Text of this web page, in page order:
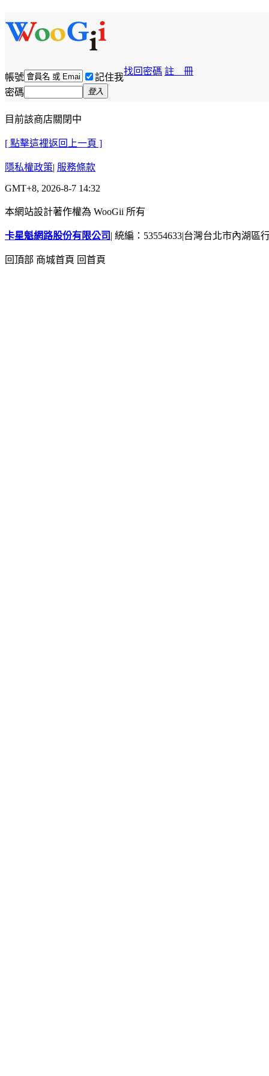
帳號 記住我
找回密碼 註 冊
密碼 登入
目前該商店關閉中
[ 點擊這裡返回上一頁 ]
隱私權政策| 服務條款
GMT+8, 2026-8-7 14:32
本網站設計著作權為 WooGii 所有
卡星魁網路股份有限公司 | 統編：53554633|台灣台北市內湖區
回頂部 商城首頁 回首頁